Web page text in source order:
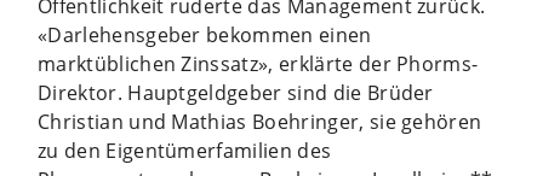
Öffentlichkeit ruderte das Management zurück.
«Darlehensgeber bekommen einen
marktüblichen Zinssatz», erklärte der Phorms-
Direktor. Hauptgeldgeber sind die Brüder
Christian und Mathias Boehringer, sie gehören
zu den Eigentümerfamilien des